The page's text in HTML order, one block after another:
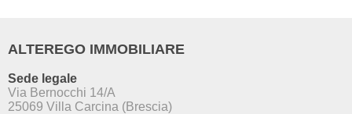
ALTEREGO IMMOBILIARE
Sede legale
Via Bernocchi 14/A
25069 Villa Carcina (Brescia)